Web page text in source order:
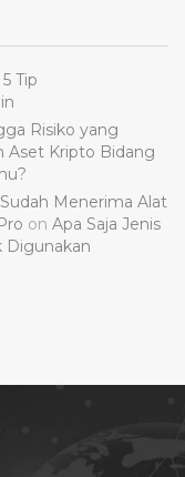
Tip
Risiko yang
Aset Kripto Bidang
Menerima Alat
on Apa Saja Jenis
Digunakan